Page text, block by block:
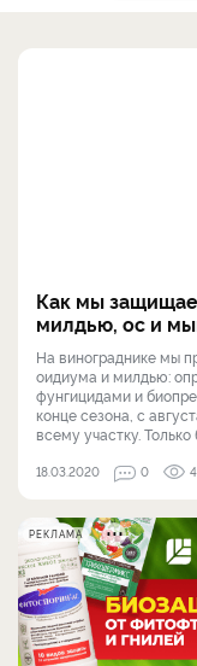
Как мы
милдью, ос и
На винограднике мы
оидиума и милдью:
фунгицидами и
конце сезона, с
всему участку. Только
18.03.2020 0
РЕКЛАМА